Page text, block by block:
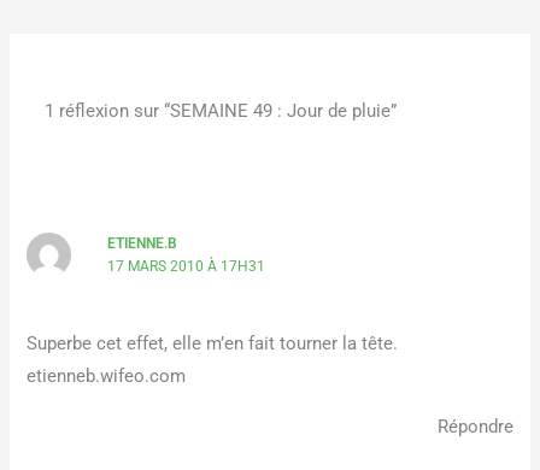
1 réflexion sur “SEMAINE 49 : Jour de pluie”
ETIENNE.B
17 MARS 2010 À 17H31
Superbe cet effet, elle m’en fait tourner la tête.
etienneb.wifeo.com
Répondre